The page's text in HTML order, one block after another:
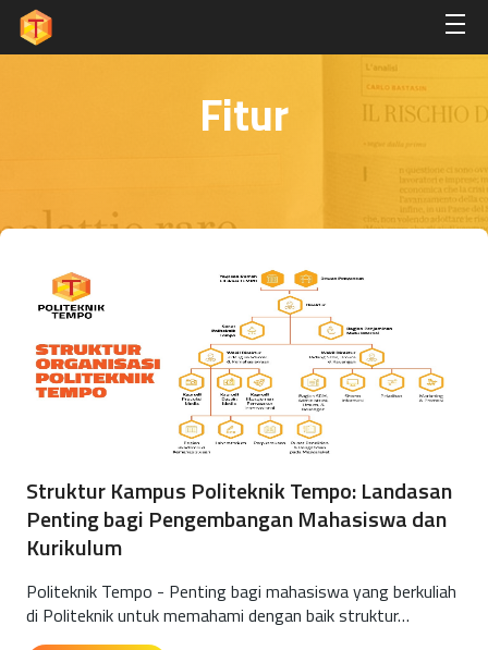
Fitur
Struktur Kampus Politeknik Tempo: Landasan
Penting bagi Pengembangan Mahasiswa dan
Kurikulum
Politeknik Tempo - Penting bagi mahasiswa yang berkuliah
di Politeknik untuk memahami dengan baik struktur…